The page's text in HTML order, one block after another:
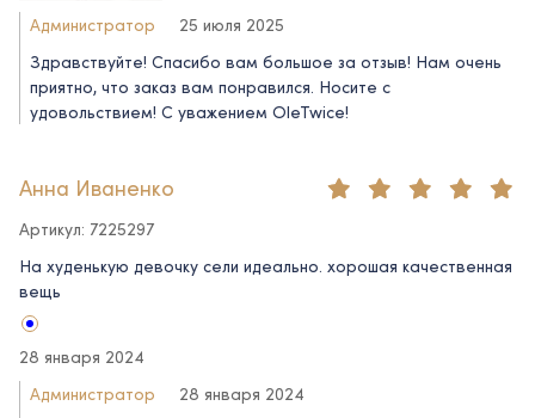
Администратор
25 июля 2025
Здравствуйте! Спасибо вам большое за отзыв! Нам очень
приятно, что заказ вам понравился. Носите с
удовольствием! С уважением OleTwice!
Анна Иваненко
Артикул: 7225297
На худенькую девочку сели идеально. хорошая качественная
вещь
28 января 2024
Администратор
28 января 2024